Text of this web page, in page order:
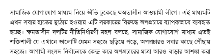
সামাজিক যোগাযোগ মাধ্যম নিয়ে ভীতি ঢুকেছে ক্ষমতাসীন আওয়ামী লীগে। এই মাধ্যমটি
এখন সবার হাতের মুঠোয় হওয়ায় এটি সরকারের বিরুদ্ধে অপপ্রচারে ব্যাপকভাবে ব্যবহৃত
হচ্ছে। ক্ষমতাসীন দলটির নীতিনির্ধারণী মহল বলছে, সামাজিক যোগাযোগ মাধ্যম এতই
শক্তিশালী যে এখানে ভালোটি যেমন সহজে ছড়িয়ে পড়ে, অপপ্রচারও সবার কাছে পৌঁছায়
সহজে। আগামী সংসদ নির্বাচনকে কেন্দ্র করে অপপ্রচারের মাত্রা আরও বাড়ার আশঙ্কা করা